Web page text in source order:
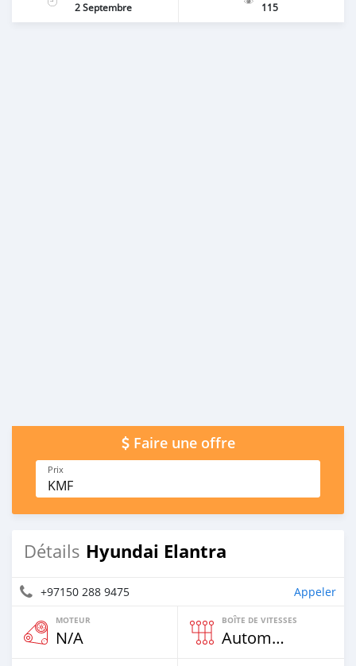
2 Septembre
115
Faire une offre
Prix
KMF
Détails Hyundai Elantra
+97150 288 9475 Appeler
MOTEUR
N/A
BOÎTE DE VITESSES
Automatique